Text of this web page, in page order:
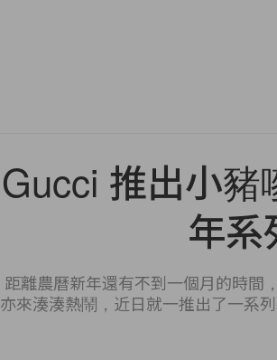
Gucci 推出小
年系
距離農曆新年還有不到一個月的時間
亦來湊湊熱鬧，近日就一推出了一系